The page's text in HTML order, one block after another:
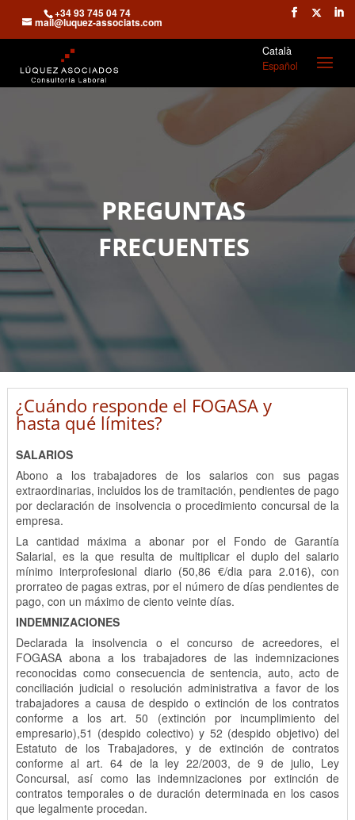
+34 93 745 04 74
mail@luquez-associats.com
Català
Español
PREGUNTAS
FRECUENTES
¿Cuándo responde el FOGASA y
hasta qué límites?
SALARIOS
Abono a los trabajadores de los salarios con sus pagas
extraordinarias, incluidos los de tramitación, pendientes de pago
por declaración de insolvencia o procedimiento concursal de la
empresa.
La cantidad máxima a abonar por el Fondo de Garantía
Salarial, es la que resulta de multiplicar el duplo del salario
mínimo interprofesional diario (50,86 €/dia para 2.016), con
prorrateo de pagas extras, por el número de días pendientes de
pago, con un máximo de ciento veinte días.
INDEMNIZACIONES
Declarada la insolvencia o el concurso de acreedores, el
FOGASA abona a los trabajadores de las indemnizaciones
reconocidas como consecuencia de sentencia, auto, acto de
conciliación judicial o resolución administrativa a favor de los
trabajadores a causa de despido o extinción de los contratos
conforme a los art. 50 (extinción por incumplimiento del
empresario),51 (despido colectivo) y 52 (despido objetivo) del
Estatuto de los Trabajadores, y de extinción de contratos
conforme al art. 64 de la ley 22/2003, de 9 de julio, Ley
Concursal, así como las indemnizaciones por extinción de
contratos temporales o de duración determinada en los casos
que legalmente procedan.